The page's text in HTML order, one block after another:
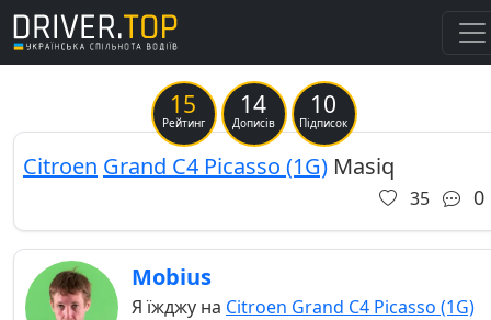
15
Рейтинг
14
Дописів
10
Підписок
Previous
Citroen Grand C4 Picasso (1G) Masiq
35 0
Mobius
Я їжджу на Citroen Grand C4 Picasso (1G)